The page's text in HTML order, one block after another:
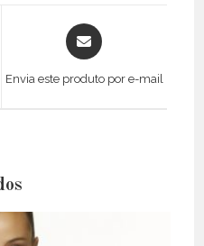
Opens
in
Envia este produto por e-mail